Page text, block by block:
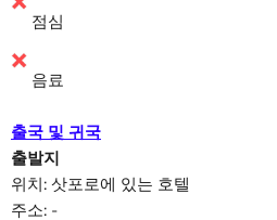
점심
음료
출국 및 귀국
출발지
위치: 삿포로에 있는 호텔
주소: -